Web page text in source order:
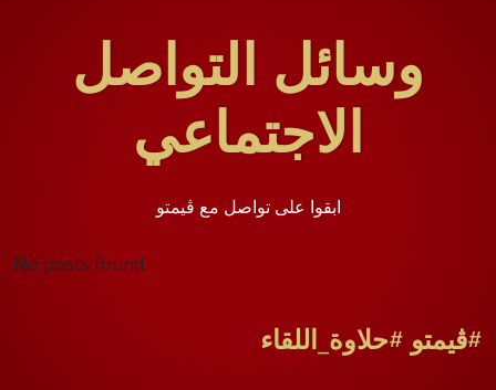
وسائل التواصل
الاجتماعي
ابقوا على تواصل مع ڤيمتو
No posts found.
#ڤيمتو #حلاوة_اللقاء